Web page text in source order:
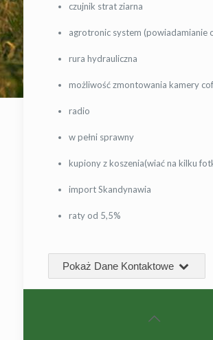
czujnik strat ziarna
agrotronic system (powiadamianie
rura hydrauliczna
możliwość zmontowania kamery
radio
w pełni sprawny
kupiony z koszenia(wiać na kilku
import Skandynawia
raty od 5,5%
Pokaż Dane Kontaktowe